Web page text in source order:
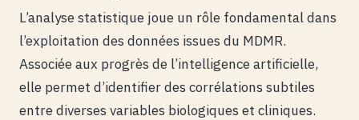
L’analyse statistique joue un rôle fondamental dans
l’exploitation des données issues du MDMR.
Associée aux progrès de l’intelligence artificielle,
elle permet d’identifier des corrélations subtiles
entre diverses variables biologiques et cliniques.